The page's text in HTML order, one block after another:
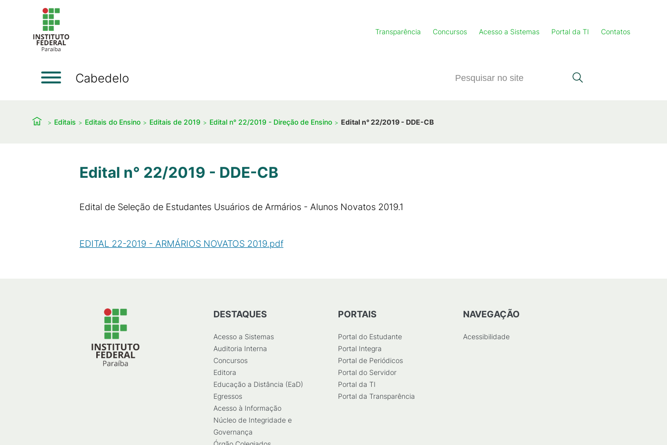
Transparência Concursos Acesso a Sistemas Portal da TI Contatos
Cabedelo
Editais Editais do Ensino Editais de 2019 Edital n° 22/2019 - Direção de Ensino Edital n° 22/2019 - DDE-CB
Edital n° 22/2019 - DDE-CB
Edital de Seleção de Estudantes Usuários de Armários - Alunos Novatos 2019.1
EDITAL 22-2019 - ARMÁRIOS NOVATOS 2019.pdf
DESTAQUES
Acesso a Sistemas
Auditoria Interna
Concursos
Editora
Educação a Distância (EaD)
Egressos
Acesso à Informação
Núcleo de Integridade e
Governança
PORTAIS
Portal do Estudante
Portal Integra
Portal de Periódicos
Portal do Servidor
Portal da TI
Portal da Transparência
NAVEGAÇÃO
Acessibilidade